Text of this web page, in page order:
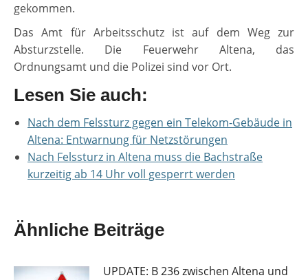
gekommen.
Das Amt für Arbeitsschutz ist auf dem Weg zur
Absturzstelle. Die Feuerwehr Altena, das
Ordnungsamt und die Polizei sind vor Ort.
Lesen Sie auch:
Nach dem Felssturz gegen ein Telekom-Gebäude in
Altena: Entwarnung für Netzstörungen
Nach Felssturz in Altena muss die Bachstraße
kurzeitig ab 14 Uhr voll gesperrt werden
Ähnliche Beiträge
UPDATE: B 236 zwischen Altena und